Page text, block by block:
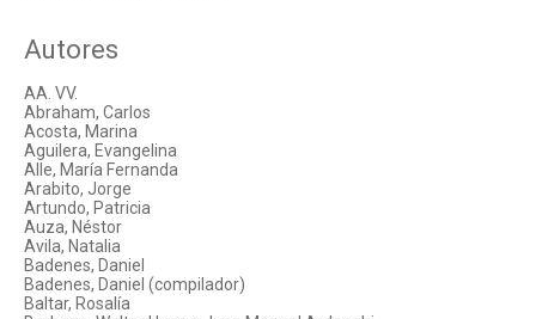
Autores
AA. VV.
Abraham, Carlos
Acosta, Marina
Aguilera, Evangelina
Alle, María Fernanda
Arabito, Jorge
Artundo, Patricia
Auza, Néstor
Avila, Natalia
Badenes, Daniel
Badenes, Daniel (compilador)
Baltar, Rosalía